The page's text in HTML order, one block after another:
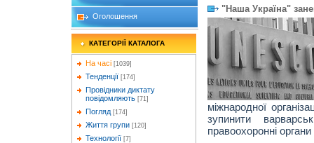
Оголошення
КАТЕГОРІЇ КАТАЛОГА
На часі [1039]
Тенденції [174]
Провідники диктату
повідомляють [71]
Погляд [174]
Життя групи [120]
Технології [7]
"Наша Україна"
міжнародної
зупинити
правоохоронні